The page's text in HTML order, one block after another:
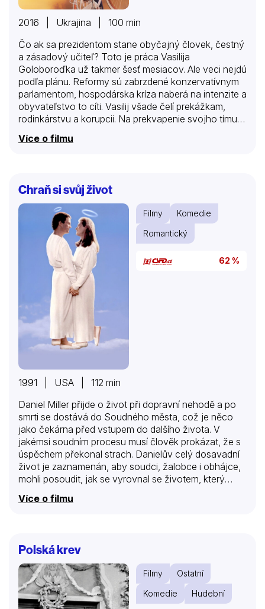
2016 | Ukrajina | 100 min
Čo ak sa prezidentom stane obyčajný človek, čestný
a zásadový učiteľ? Toto je práca Vasilija
Goloboroďka už takmer šesť mesiacov. Ale veci nejdú
podľa plánu. Reformy sú zabrzdené konzervatívnym
parlamentom, hospodárska kríza naberá na intenzite a
obyvateľstvo to cíti. Vasilij všade čelí prekážkam,
rodinkárstvu a korupcii. Na prekvapenie svojho tímu,
keďže zástupca Medzinárodného menového fondu
práve pricestoval do Kyjeva, aby predložil konečnú
krajiny.
Více o filmu
Chraň si svůj život
Filmy
Komedie
Romantický
62 %
1991 | USA | 112 min
Daniel Miller přijde o život při dopravní nehodě a po
smrti se dostává do Soudného města, což je něco
jako čekárna před vstupem do dalšího života. V
jakémsi soudním procesu musí člověk prokázat, že s
úspěchem překonal strach. Danielův celý dosavadní
život je zaznamenán, aby soudci, žalobce i obhájce,
mohli posoudit, jak se vyrovnal se životem, který
nepodařilo, pošlou jej zpátky, aby se znovu pokusil
Více o filmu
Polská krev
Filmy
Ostatní
Komedie
Hudební